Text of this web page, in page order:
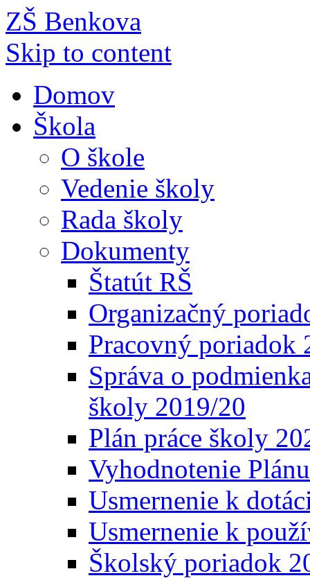
ZŠ Benkova
Skip to content
Domov
Škola
O škole
Vedenie školy
Rada školy
Dokumenty
Štatút RŠ
Organizačný
Pracovný poriadok
Správa o
školy 2019/20
Plán práce školy
Vyhodnotenie
Usmernenie k
Usmernenie k
Školský poriadok